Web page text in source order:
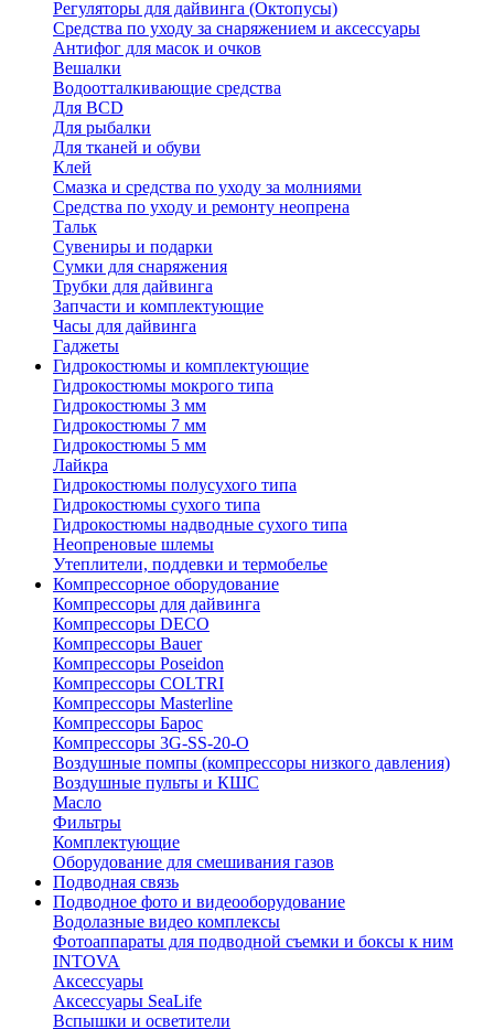
Регуляторы для дайвинга (Октопусы)
Средства по уходу за снаряжением и аксессуары
Антифог для масок и очков
Вешалки
Водоотталкивающие средства
Для BCD
Для рыбалки
Для тканей и обуви
Клей
Смазка и средства по уходу за молниями
Средства по уходу и ремонту неопрена
Тальк
Сувениры и подарки
Сумки для снаряжения
Трубки для дайвинга
Запчасти и комплектующие
Часы для дайвинга
Гаджеты
Гидрокостюмы и комплектующие
Гидрокостюмы мокрого типа
Гидрокостюмы 3 мм
Гидрокостюмы 7 мм
Гидрокостюмы 5 мм
Лайкра
Гидрокостюмы полусухого типа
Гидрокостюмы сухого типа
Гидрокостюмы надводные сухого типа
Неопреновые шлемы
Утеплители, поддевки и термобелье
Компрессорное оборудование
Компрессоры для дайвинга
Компрессоры DECO
Компрессоры Bauer
Компрессоры Poseidon
Компрессоры COLTRI
Компрессоры Masterline
Компрессоры Барос
Компрессоры 3G-SS-20-O
Воздушные помпы (компрессоры низкого давления)
Воздушные пульты и КШС
Масло
Фильтры
Комплектующие
Оборудование для смешивания газов
Подводная связь
Подводное фото и видеооборудование
Водолазные видео комплексы
Фотоаппараты для подводной съемки и боксы к ним
INTOVA
Аксессуары
Аксессуары SeaLife
Вспышки и осветители